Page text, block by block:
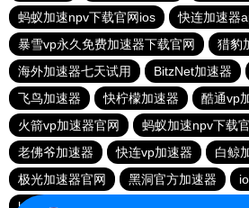
蚂蚁加速npv下载官网ios
快连加速器
暴雪vp永久免费加速器下载官网
猎豹
海外加速器七天试用
BitzNet加速器
飞鸟加速器
快柠檬加速器
酷通vp
火箭vp加速器官网
蚂蚁加速npv下载
老佛爷加速器
快连vp加速器
白鲸
极光加速器官网
黑洞官方加速器